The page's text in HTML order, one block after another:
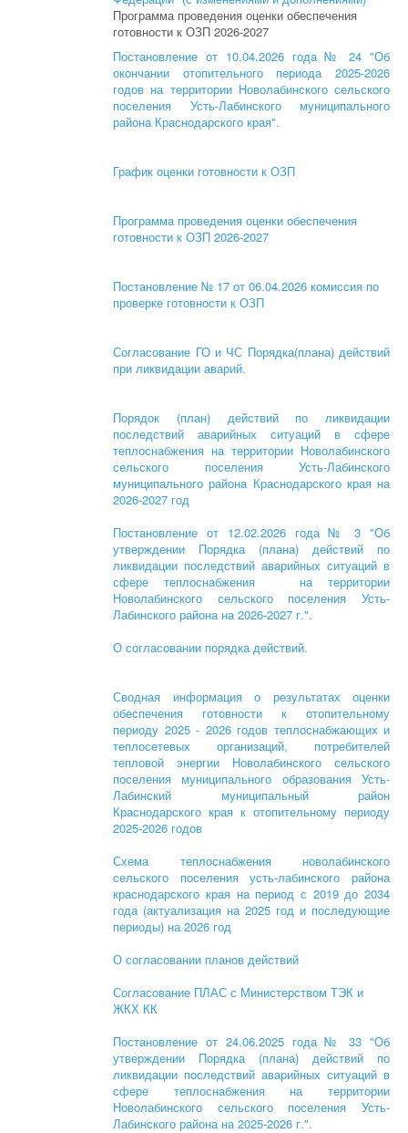
Программа проведения оценки обеспечения
готовности к ОЗП 2026-2027
Постановление от 10.04.2026 года № 24 "Об
окончании отопительного периода 2025-2026
годов на территории Новолабинского сельского
поселения Усть-Лабинского муниципального
района Краснодарского края".
График оценки готовности к ОЗП
Программа проведения оценки обеспечения
готовности к ОЗП 2026-2027
Постановление № 17 от 06.04.2026 комиссия по
проверке готовности к ОЗП
Согласование ГО и ЧС Порядка(плана) действий
при ликвидации аварий.
Порядок (план) действий по ликвидации
последствий аварийных ситуаций в сфере
теплоснабжения на территории Новолабинского
сельского поселения Усть-Лабинского
муниципального района Краснодарского края на
2026-2027 год
Постановление от 12.02.2026 года № 3 "Об
утверждении Порядка (плана) действий по
ликвидации последствий аварийных ситуаций в
сфере теплоснабжения на территории
Новолабинского сельского поселения Усть-
Лабинского района на 2026-2027 г.".
О согласовании порядка действий.
Сводная информация о результатах оценки
обеспечения готовности к отопительному
периоду 2025 - 2026 годов теплоснабжающих и
теплосетевых организаций, потребителей
тепловой энергии Новолабинского сельского
поселения муниципального образования Усть-
Лабинский муниципальный район
Краснодарского края к отопительному периоду
2025-2026 годов
Схема теплоснабжения новолабинского
сельского поселения усть-лабинского района
краснодарского края на период с 2019 до 2034
года (актуализация на 2025 год и последующие
периоды) на 2026 год
О согласовании планов действий
Согласование ПЛАС с Министерством ТЭК и
ЖКХ КК
Постановление от 24.06.2025 года № 33 "Об
утверждении Порядка (плана) действий по
ликвидации последствий аварийных ситуаций в
сфере теплоснабжения на территории
Новолабинского сельского поселения Усть-
Лабинского района на 2025-2026 г.".